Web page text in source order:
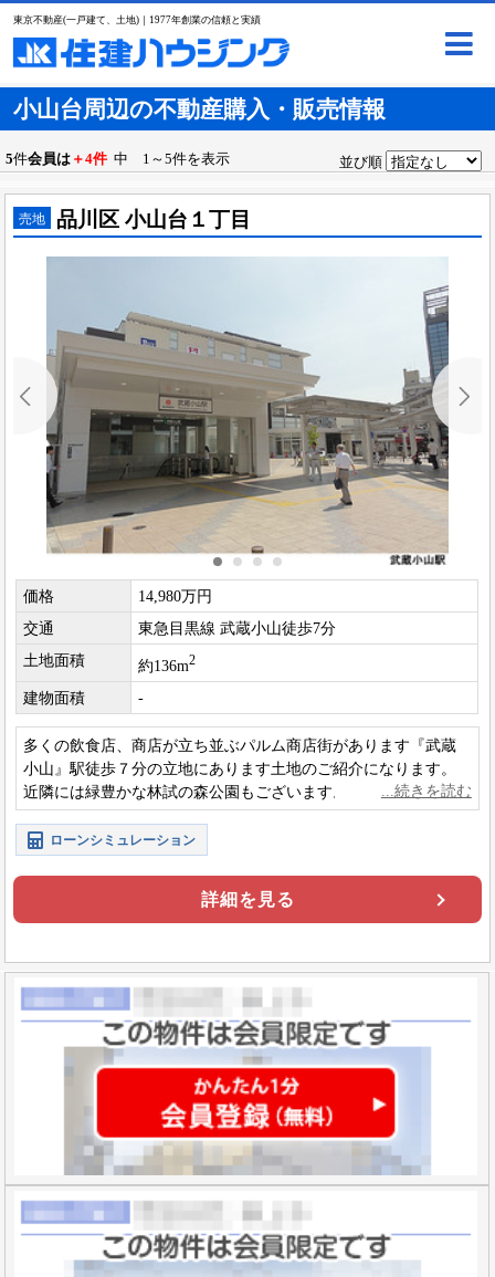
東京不動産(一戸建て、土地)｜1977年創業の信頼と実績
小山台周辺の不動産購入・販売情報
5件会員は ＋4件 中 1～5件を表示 並び順
売地 品川区 小山台１丁目
価格
14,980万円
交通
東急目黒線 武蔵小山徒歩7分
土地面積
約136m2
建物面積 -
多くの飲食店、商店が立ち並ぶパルム商店街があります『武蔵
小山』駅徒歩７分の立地にあります土地のご紹介になります。
近隣には緑豊かな林試の森公園もございます。建築条件はござ
いません。
ローンシミュレーション
詳細を見る